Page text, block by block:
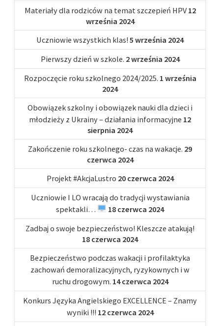
Materiały dla rodziców na temat szczepień HPV 12
września 2024
Uczniowie wszystkich klas! 5 września 2024
Pierwszy dzień w szkole. 2 września 2024
Rozpoczęcie roku szkolnego 2024/2025. 1 września
2024
Obowiązek szkolny i obowiązek nauki dla dzieci i
młodzieży z Ukrainy – działania informacyjne 12
sierpnia 2024
Zakończenie roku szkolnego- czas na wakacje. 29
czerwca 2024
Projekt #AkcjaLustro 20 czerwca 2024
Uczniowie I LO wracają do tradycji wystawiania
spektakli…
18 czerwca 2024
Zadbaj o swoje bezpieczeństwo! Kleszcze atakują!
18 czerwca 2024
Bezpieczeństwo podczas wakacji i profilaktyka
zachowań demoralizacyjnych, ryzykownych i w
ruchu drogowym. 14 czerwca 2024
Konkurs Języka Angielskiego EXCELLENCE – Znamy
wyniki !!! 12 czerwca 2024